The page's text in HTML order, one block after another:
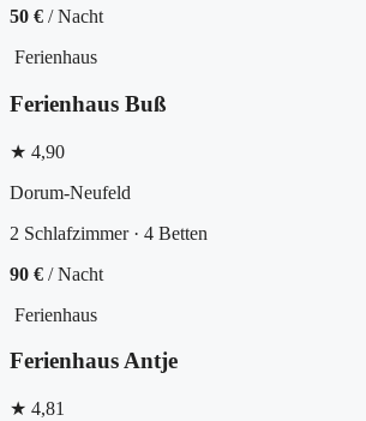
50 € / Nacht
Ferienhaus
Ferienhaus Buß
★ 4,90
Dorum-Neufeld
2 Schlafzimmer · 4 Betten
90 € / Nacht
Ferienhaus
Ferienhaus Antje
★ 4,81